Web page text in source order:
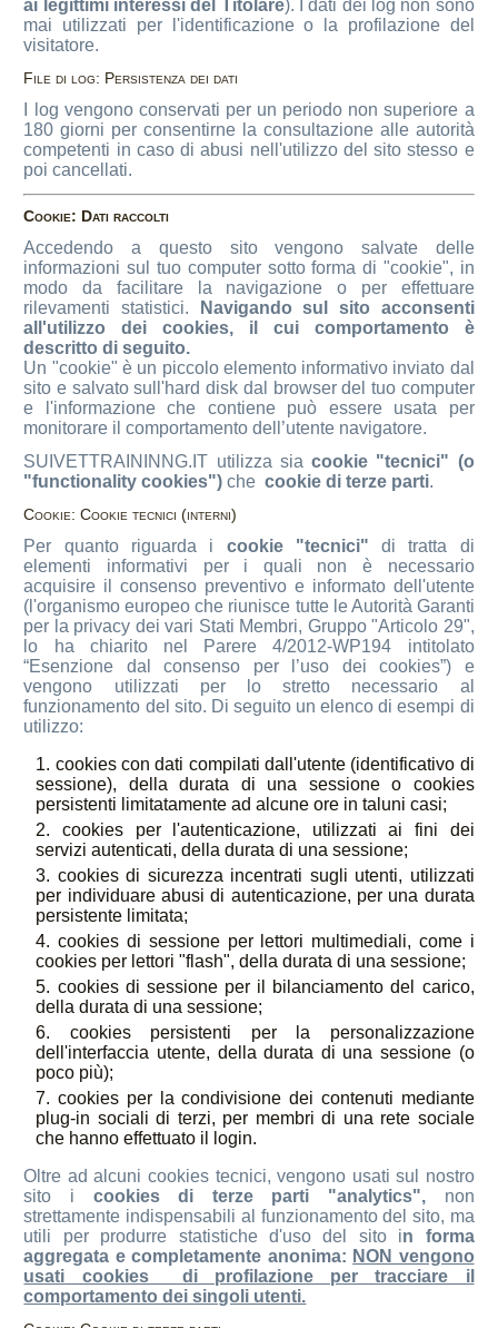
ai legittimi interessi del Titolare). I dati dei log non sono
mai utilizzati per l'identificazione o la profilazione del
visitatore.
File di log: Persistenza dei dati
I log vengono conservati per un periodo non superiore a
180 giorni per consentirne la consultazione alle autorità
competenti in caso di abusi nell'utilizzo del sito stesso e
poi cancellati.
Cookie: Dati raccolti
Accedendo a questo sito vengono salvate delle
informazioni sul tuo computer sotto forma di "cookie", in
modo da facilitare la navigazione o per effettuare
rilevamenti statistici.
Navigando sul sito acconsenti
all'utilizzo dei cookies, il cui comportamento è
descritto di seguito.
Un "cookie" è un piccolo elemento informativo inviato dal
sito e salvato sull'hard disk dal browser del tuo computer
e l'informazione che contiene può essere usata per
monitorare il comportamento dell’utente navigatore.
SUIVETTRAININNG.IT utilizza sia cookie "tecnici" (o
"functionality cookies") checookie di terze parti.
Cookie: Cookie tecnici (interni)
Per quanto riguarda i cookie "tecnici" di tratta di
elementi informativi per i quali non è necessario
acquisire il consenso preventivo e informato dell'utente
(l'organismo europeo che riunisce tutte le Autorità Garanti
per la privacy dei vari Stati Membri, Gruppo "Articolo 29",
lo ha chiarito nel Parere 4/2012-WP194 intitolato
“Esenzione dal consenso per l’uso dei cookies”) e
vengono utilizzati per lo stretto necessario al
funzionamento del sito. Di seguito un elenco di esempi di
utilizzo:
cookies con dati compilati dall'utente (identificativo di
sessione), della durata di una sessione o cookies
persistenti limitatamente ad alcune ore in taluni casi;
cookies per l'autenticazione, utilizzati ai fini dei
servizi autenticati, della durata di una sessione;
cookies di sicurezza incentrati sugli utenti, utilizzati
per individuare abusi di autenticazione, per una durata
persistente limitata;
cookies di sessione per lettori multimediali, come i
cookies per lettori "flash", della durata di una sessione;
cookies di sessione per il bilanciamento del carico,
della durata di una sessione;
cookies persistenti per la personalizzazione
dell'interfaccia utente, della durata di una sessione (o
poco più);
cookies per la condivisione dei contenuti mediante
plug-in sociali di terzi, per membri di una rete sociale
che hanno effettuato il login.
Oltre ad alcuni cookies tecnici, vengono usati sul nostro
sito i cookies di terze parti "analytics", non
strettamente indispensabili al funzionamento del sito, ma
utili per produrre statistiche d'uso del sito in forma
aggregata e completamente anonima: NON vengono
usati cookies di profilazione per tracciare il
comportamento dei singoli utenti.